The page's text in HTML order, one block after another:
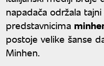
napadača održala
predstavnicima
postoje velike šanse
Minhen.